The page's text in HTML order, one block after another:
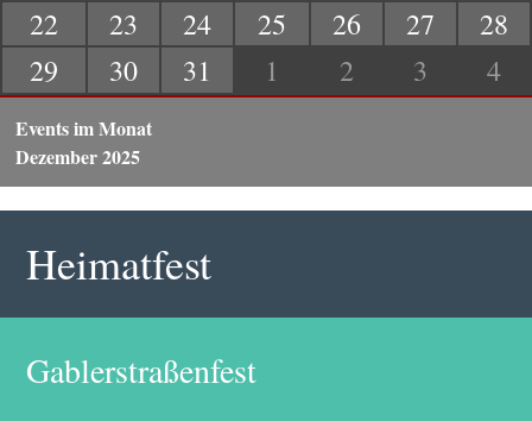
22
23 24 25 26 27
28
29
30 31 1 2 3 4
Events im Monat
Dezember 2025
Heimatfest
Gablerstraßenfest